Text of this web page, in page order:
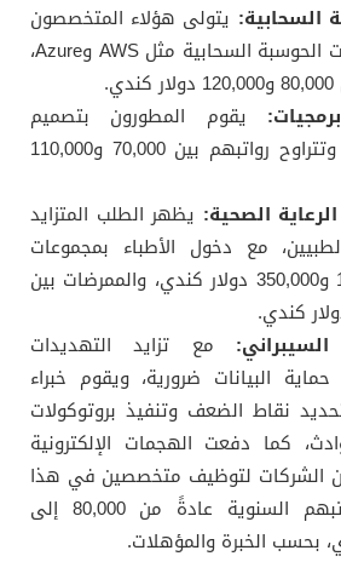
السحابية: يتولى هؤلاء المتخصصون
تطوير وإدارة خدمات الحوسبة السحابية مثل AWS وAzure،
يقوم المطورون بتصميم
وتطوير البرمجيات، وتتراوح رواتبهم بين 70,000 و110,000
الصحية: يظهر الطلب المتزايد
مع دخول الأطباء بمجموعات
تتراوح بين 150,000 و350,000 دولار كندي، والممرضات بين
مع تزايد التهديدات
حماية البيانات ضرورية، ويقوم خبراء
نقاط الضعف وتنفيذ بروتوكولات
كما دفعت الهجمات الإلكترونية
من الشركات لتوظيف متخصصين في هذا
المجال، وتبلغ رواتبهم السنوية عادةً من 80,000 إلى